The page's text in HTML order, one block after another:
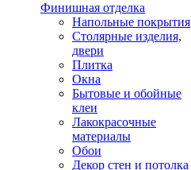
Финишная отделка
Напольные покрытия
Столярные изделия,
двери
Плитка
Окна
Бытовые и обойные
клеи
Лакокрасочные
материалы
Обои
Декор стен и потолка